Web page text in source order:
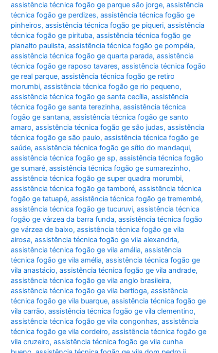
assistência técnica fogão ge parque são jorge,assistência
técnica fogão ge perdizes,assistência técnica fogão ge
pinheiros,assistência técnica fogão ge piqueri,assistência
técnica fogão ge pirituba,assistência técnica fogão ge
planalto paulista,assistência técnica fogão ge pompéia,
assistência técnica fogão ge quarta parada,assistência
técnica fogão ge raposo tavares,assistência técnica fogão
ge real parque,assistência técnica fogão ge retiro
morumbi,assistência técnica fogão ge rio pequeno,
assistência técnica fogão ge santa cecília,assistência
técnica fogão ge santa terezinha,assistência técnica
fogão ge santana,assistência técnica fogão ge santo
amaro,assistência técnica fogão ge são judas,assistência
técnica fogão ge são paulo,assistência técnica fogão ge
saúde,assistência técnica fogão ge sítio do mandaqui,
assistência técnica fogão ge sp,assistência técnica fogão
ge sumaré,assistência técnica fogão ge sumarezinho,
assistência técnica fogão ge super quadra morumbi,
assistência técnica fogão ge tamboré,assistência técnica
fogão ge tatuapé,assistência técnica fogão ge tremembé,
assistência técnica fogão ge tucuruvi,assistência técnica
fogão ge várzea da barra funda,assistência técnica fogão
ge várzea de baixo,assistência técnica fogão ge vila
airosa,assistência técnica fogão ge vila alexandria,
assistência técnica fogão ge vila amália,assistência
técnica fogão ge vila amélia,assistência técnica fogão ge
vila anastácio,assistência técnica fogão ge vila andrade,
assistência técnica fogão ge vila anglo brasileira,
assistência técnica fogão ge vila bertioga,assistência
técnica fogão ge vila buarque,assistência técnica fogão ge
vila carrão,assistência técnica fogão ge vila clementino,
assistência técnica fogão ge vila congonhas,assistência
técnica fogão ge vila cordeiro,assistência técnica fogão ge
vila cruzeiro,assistência técnica fogão ge vila cunha